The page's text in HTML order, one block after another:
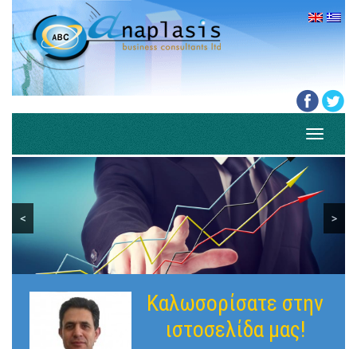
Toggle
< >
Καλωσορίσατε στην
ιστοσελίδα μας!